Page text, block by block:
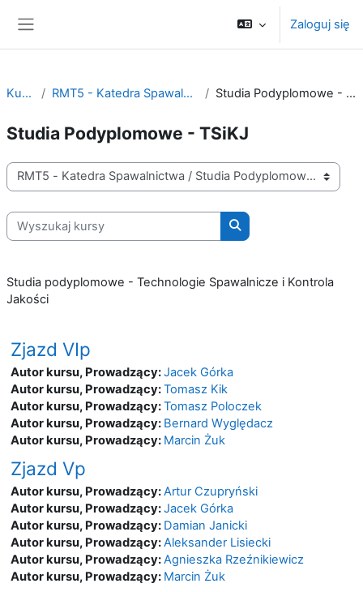
Zaloguj się
Kursy RMT5 - Katedra Spawalnictwa Studia Podyplomowe - TSiKJ
Studia Podyplomowe - TSiKJ
Kategorie kursów
Wyszukaj kursy
Wyszukaj kursy
Studia podyplomowe - Technologie Spawalnicze i Kontrola
Jakości
Zjazd VIp
Autor kursu, Prowadzący:Jacek Górka
Autor kursu, Prowadzący:Tomasz Kik
Autor kursu, Prowadzący:Tomasz Poloczek
Autor kursu, Prowadzący: Bernard Wyględacz
Autor kursu, Prowadzący: Marcin Żuk
Zjazd Vp
Autor kursu, Prowadzący:Artur Czupryński
Autor kursu, Prowadzący:Jacek Górka
Autor kursu, Prowadzący: Damian Janicki
Autor kursu, Prowadzący:Aleksander Lisiecki
Autor kursu, Prowadzący:Agnieszka Rzeźnikiewicz
Autor kursu, Prowadzący: Marcin Żuk